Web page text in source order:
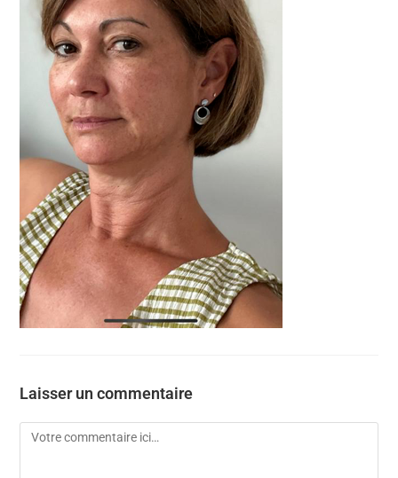
Laisser un commentaire